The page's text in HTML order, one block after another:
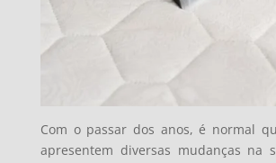
Com o passar dos anos, é normal
apresentem diversas mudanças na